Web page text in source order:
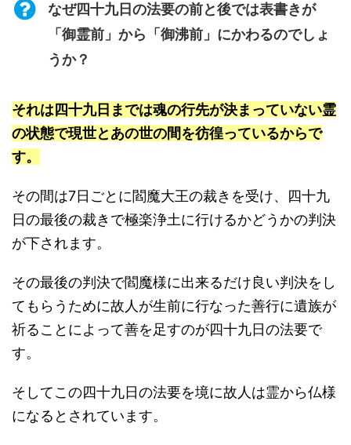
なぜ四十九日の法要の前と後では表書きが
「御霊前」から「御沸前」にかわるのでしょ
うか？
それは四十九日までは魂の行先が決まっていない霊
の状態で現世とあの世の間を彷徨っているからで
す。
その間は7日ごとに閻魔大王の裁きを受け、四十九
日の最後の裁きで極楽浄土に行けるかどうかの判決
が下されます。
その最後の判決で閻魔様に出来るだけ良い判決をし
てもらうために故人が生前に行なった善行に遺族が
祈ることによって善を足すのが四十九日の法要で
す。
そしてこの四十九日の法要を境に故人は霊から仏様
になるとされています。